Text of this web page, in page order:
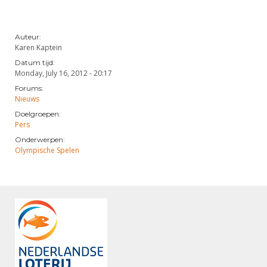
Auteur:
Karen Kaptein
Datum tijd:
Monday, July 16, 2012 - 20:17
Forums:
Nieuws
Doelgroepen:
Pers
Onderwerpen:
Olympische Spelen